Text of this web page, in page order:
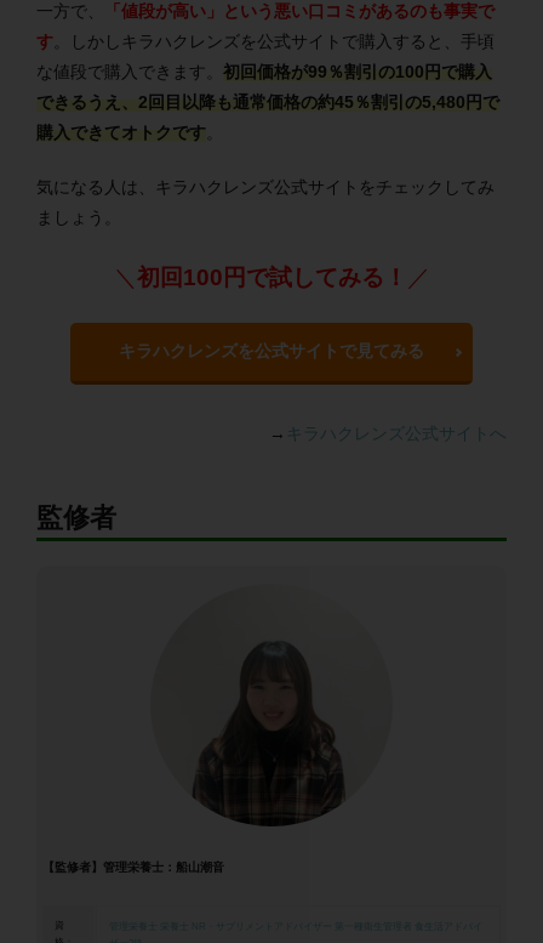
一方で、
「値段が高い」という悪い口コミがあるのも事実で
す 。しかしキラハクレンズを公式サイトで購入すると、手頃
な値段で購入できます。 初回価格が99％割引の100円で購入
できるうえ、2回目以降も通常価格の約45％割引の5,480円で
購入できてオトクです
気になる人は、キラハクレンズ公式サイトをチェックしてみ
ましょう。
＼ 初回100円で試してみる！ ／
キラハクレンズを公式サイトで見てみる
→ キラハクレンズ公式サイトへ
監修者
【監修者】管理栄養士：船山潮音
NR・サプリメントアドバイザー